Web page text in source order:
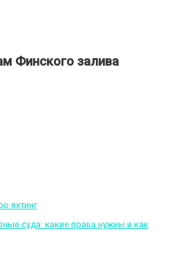
Финского залива
яхтинг
суда: какие права нужны и как